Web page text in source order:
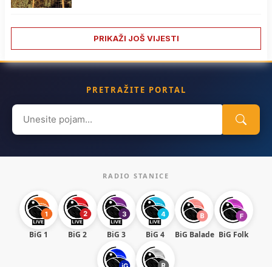
PRIKAŽI JOŠ VIJESTI
PRETRAŽITE PORTAL
Search
for:
RADIO STANICE
BiG 1 BiG 2 BiG 3 BiG 4 BiG Balade BiG Folk